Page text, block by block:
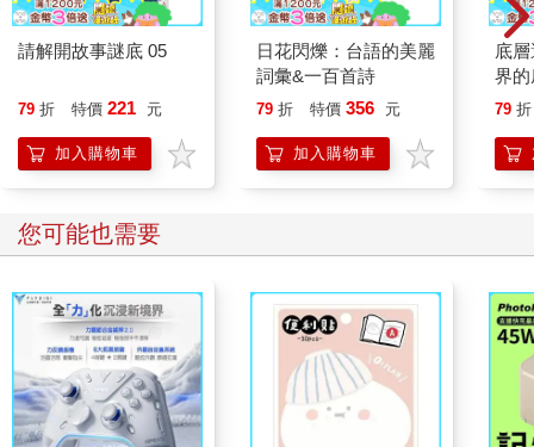
請解開故事謎底 05
79 折 特價 221 元
加入購物車
日花閃爍：台語的美麗
詞彙&一百首詩
79 折 特價 356 元
加入購物車
底
界
79 折
您可能也需要